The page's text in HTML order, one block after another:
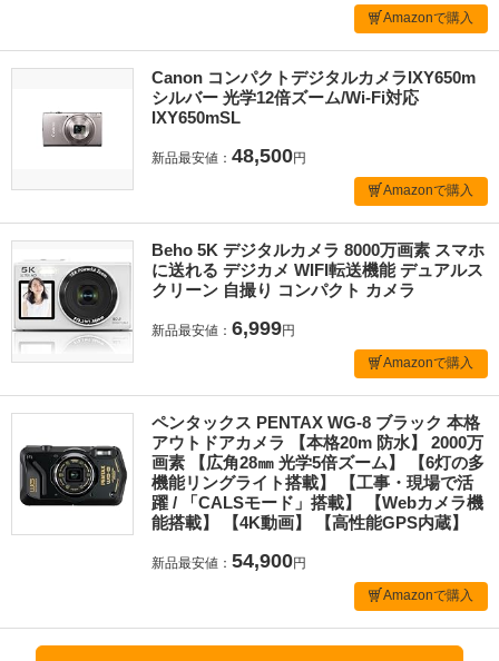
Amazonで購入
Canon コンパクトデジタルカメラIXY650m
シルバー 光学12倍ズーム/Wi-Fi対応
IXY650mSL
新品最安値： 48,500円
Amazonで購入
Beho 5K デジタルカメラ 8000万画素 スマホ
に送れる デジカメ WIFI転送機能 デュアルス
クリーン 自撮り コンパクト カメラ
新品最安値： 6,999円
Amazonで購入
ペンタックス PENTAX WG-8 ブラック 本格
アウトドアカメラ 【本格20m 防水】 2000万
画素 【広角28㎜ 光学5倍ズーム】 【6灯の多
機能リングライト搭載】 【工事・現場で活
躍 / 「CALSモード」搭載】 【Webカメラ機
能搭載】 【4K動画】 【高性能GPS内蔵】
新品最安値： 54,900円
Amazonで購入